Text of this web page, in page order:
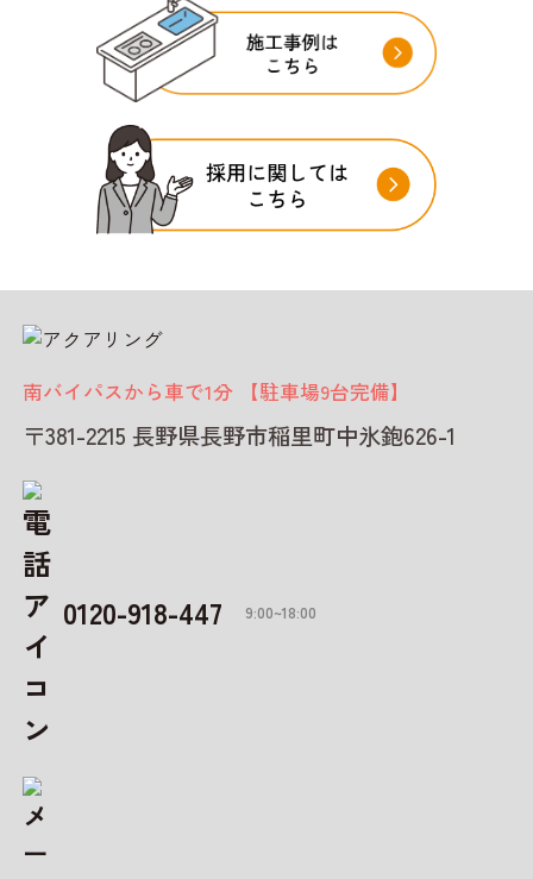
南バイパスから車で1分 【駐車場9台完備】
〒381-2215 長野県長野市稲里町中氷鉋626-1
0120-918-447 9:00~18:00